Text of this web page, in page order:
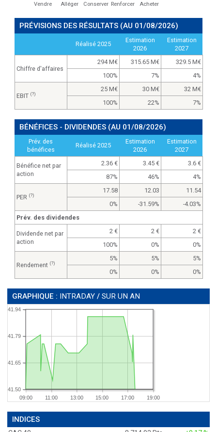
Vendre Alléger Conserver Renforcer Acheter
PRÉVISIONS DES RÉSULTATS (AU 01/08/2026)
Réalisé 2025
Estimation
2026
Estimation
2027
Chiffre d'affaires
294 M 315.65 M
329.5 M
100%
7% 4%
EBIT (?)
25 M 30 M
32 M
100%
22% 7%
BÉNÉFICES - DIVIDENDES (AU 01/08/2026)
Prév. des
bénéfices
Réalisé 2025
Estimation
2026
Estimation
2027
Bénéfice net par
action
2.36 3.45
3.6
87%
46% 4%
PER (?)
17.58 12.03
11.54
0%
-31.59%
-4.03%
Prév. des dividendes
Dividende net par
action
2 2
2
100%
0% 0%
Rendement (?)
5% 5%
5%
0%
0% 0%
GRAPHIQUE : INTRADAY / SUR UN AN
09:00 11:00 13:00 15:00 17:00 19:00
41.50
41.65
41.79
41.94
INDICES